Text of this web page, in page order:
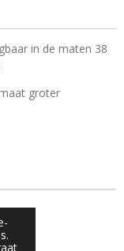
in de maten 38
groter